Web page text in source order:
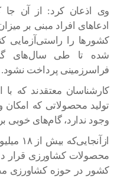
وی اذعان کرد: از آن جا
ادعاهای افراد مبنی بر
کشورها را راستی‌آزمایی
شده تا طی سال‌های
فراسرزمینی پرداخت نشود.
کارشناسان معتقدند که
تولید محصولاتی که امکان
وجود ندارد، گام‌های خوبی
کشور در حوزه کشاورزی